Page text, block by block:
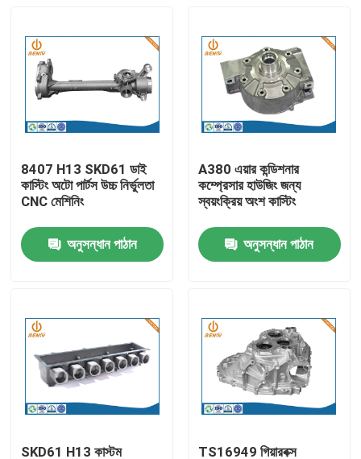
পণ্য
আমাদের সম্পর্কে
মান নিয়ন্ত্রণ
আমাদের সাথে যোগাযোগ করুন
অ্যালুমিনিয়াম ডাই ঢালাই
ইভি খুচরা যন্ত্রাংশ
CNC মেশিনিং যন্ত্রাংশ
8407 H13 SKD61 ডাই
কাস্টিং অটো পার্টস উচ্চ নির্ভুলতা
CNC মেশিনিং
অনুসন্ধান পাঠান
A380 এয়ার কন্ডিশনার
কম্প্রেসার হাউজিং জন্য
স্বয়ংক্রিয় অংশ কাস্টিং
অনুসন্ধান পাঠান
SKD61 H13 কাস্টম TS16949 গিয়ারবক্স